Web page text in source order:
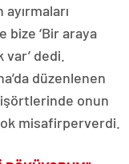
bize ‘Bir araya
dedi.
düzenlenen
onun
misafirperverdi.